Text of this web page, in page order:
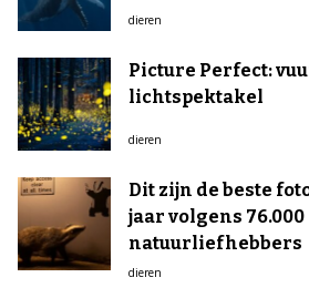
dieren
Picture Perfect:
lichtspektakel
dieren
Dit zijn de beste
jaar volgens 76.000
natuurliefhebbers
dieren